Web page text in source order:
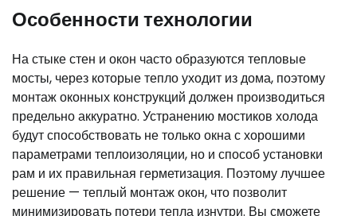
Особенности технологии
На стыке стен и окон часто образуются тепловые
мосты, через которые тепло уходит из дома, поэтому
монтаж оконных конструкций должен производиться
предельно аккуратно. Устранению мостиков холода
будут способствовать не только окна с хорошими
параметрами теплоизоляции, но и способ установки
рам и их правильная герметизация. Поэтому лучшее
решение — теплый монтаж окон, что позволит
минимизировать потери тепла изнутри. Вы сможете